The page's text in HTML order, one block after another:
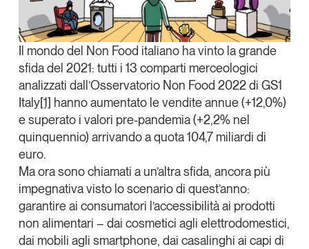
Chi siamo
Newsletter
Contatti
Tendenze Journal
La nostra newsletter nella tua email
Iscriviti
Il mondo del Non Food italiano ha vinto la grande
sfida del 2021: tutti i 13 comparti merceologici
analizzati dall’Osservatorio Non Food 2022 di GS1
Italy[1] hanno aumentato le vendite annue (+12,0%)
e superato i valori pre-pandemia (+2,2% nel
quinquennio) arrivando a quota104,7 miliardi di
euro.
Ma ora sono chiamati a un’altra sfida, ancora più
impegnativa visto lo scenario di quest’anno:
garantire ai consumatori l’accessibilità ai prodotti
non alimentari – dai cosmetici agli elettrodomestici,
dai mobili agli smartphone, dai casalinghi ai capi di